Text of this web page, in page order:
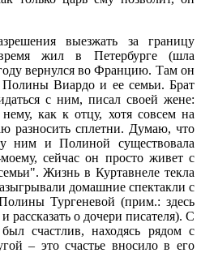
выезжать за границу
жил в Петербурге (шла
вернулся во Францию. Там он
Полины Виардо и ее семьи. Брат
с ним, писал своей жене:
как к отцу, хотя совсем на
разносить сплетни. Думаю, что
ним и Полиной существовала
сейчас он просто живет с
Жизнь в Куртавнеле текла
домашние спектакли с
Тургеневой (прим.: здесь
рассказать о дочери писателя). С
счастлив, находясь рядом с
– это счастье вносило в его